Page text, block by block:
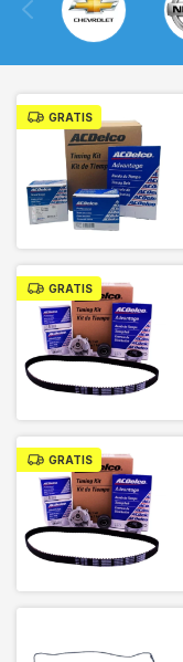
GRATIS
GRATIS
GRATIS